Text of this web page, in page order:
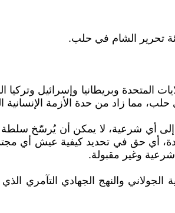
تحرير الشام في حلب.
المتحدة وبريطانيا وإسرائيل
مما زاد من حدة الأزمة الإنسانية
إلى أي شرعية، لا يمكن أن يُرسّخ
أي حق في تحديد كيفية عيش أي
وغير مقبولة.
والنهج الجهادي التآمري الذي